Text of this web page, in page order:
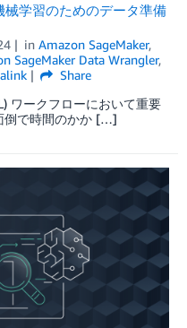
学習のためのデータ準備
in Amazon SageMaker,
SageMaker Data Wrangler,
Share
ワークフローにおいて重要
倒で時間のかか […]